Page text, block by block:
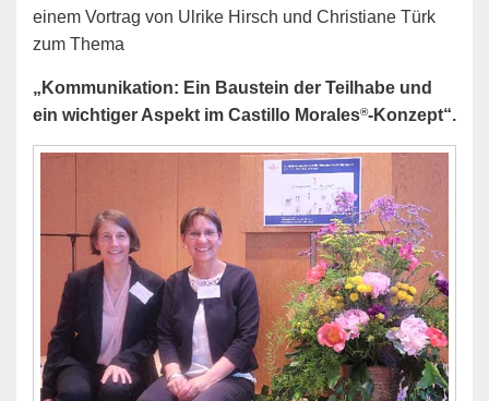
einem Vortrag von Ulrike Hirsch und Christiane Türk
zum Thema
„Kommunikation: Ein Baustein der Teilhabe und
ein wichtiger Aspekt im Castillo Morales®-Konzept“.